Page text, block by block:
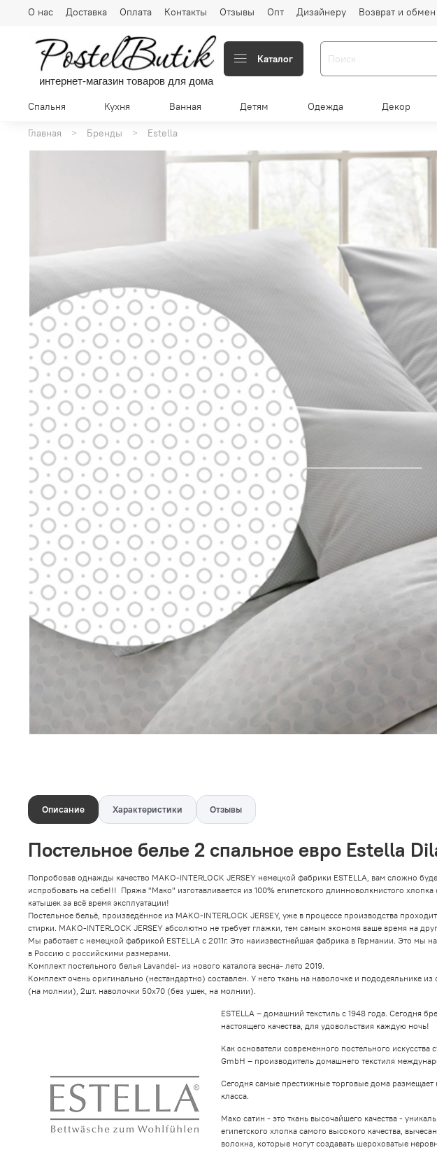
О нас Доставка Оплата Контакты Отзывы Опт Дизайнеру Возврат и обмен
интернет-магазин товаров для дома
Каталог
Спальня Кухня Ванная Детям Одежда Декор
Главная Бренды Estella
Описание Характеристики Отзывы
Постельное белье 2 спальное евро Estella
Попробовав однажды качество MAKO-INTERLOCK JERSEY немецкой фабрики ESTELLA, вам сложно
испробовать на себе!!! Пряжа "Мако" изготавливается из 100% египетского длинноволкнистого
катышек за всё время эксплуатации!
Постельное бельё, произведённое из MAKO-INTERLOCK JERSEY, уже в процессе производства
стирки. MAKO-INTERLOCK JERSEY абсолютно не требует глажки, тем самым экономя ваше время на
Мы работает с немецкой фабрикой ESTELLA с 2011г. Это наиизвестнейшая фабрика в Германии. Это
в Россию с российскими размерами.
Комплект постельного белья Lavandel- из нового каталога весна- лето 2019.
Комплект очень оригинально (нестандартно) составлен. У него ткань на наволочке и
(на молнии), 2шт. наволочки 50х70 (без ушек, на молнии).
ESTELLA – домашний текстиль с 1948 года. Сегодня
настоящего качества, для удовольствия каждую ночь!
Как основатели современного постельного
GmbH – производитель домашнего текстиля
Сегодня самые престижные торговые дома размещает
класса.
Мако сатин - это ткань высочайшего качества -
египетского хлопка самого высокого качества,
волокна, которые могут создавать шероховатые